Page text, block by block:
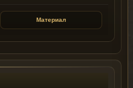
Материал